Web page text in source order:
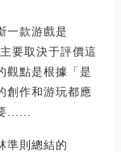
一款游戲是
要取決于評價這
觀點是根據「是
創作和游玩都應
......
準則總結的